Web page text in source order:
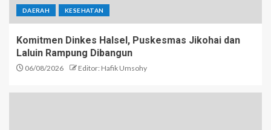
DAERAH KESEHATAN
Komitmen Dinkes Halsel, Puskesmas Jikohai dan
Laluin Rampung Dibangun
06/08/2026 Editor: Hafik Umsohy